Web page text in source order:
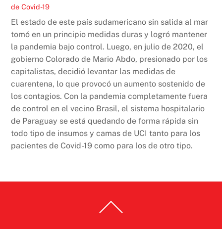
de Covid-19
El estado de este país sudamericano sin salida al mar
tomó en un principio medidas duras y logró mantener
la pandemia bajo control. Luego, en julio de 2020, el
gobierno Colorado de Mario Abdo, presionado por los
capitalistas, decidió levantar las medidas de
cuarentena, lo que provocó un aumento sostenido de
los contagios. Con la pandemia completamente fuera
de control en el vecino Brasil, el sistema hospitalario
de Paraguay se está quedando de forma rápida sin
todo tipo de insumos y camas de UCI tanto para los
pacientes de Covid-19 como para los de otro tipo.
To